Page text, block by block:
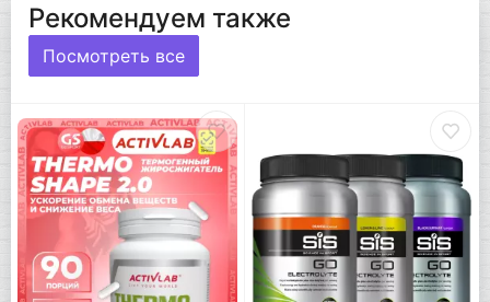
Рекомендуем также
Посмотреть все